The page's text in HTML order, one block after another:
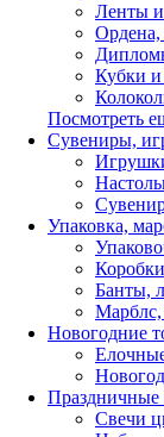
Ленты
Ордена,
Кубки и
Посмотреть
Сувениры,
Упаковка,
Банты,
Новогодние
Праздничные
Свечи